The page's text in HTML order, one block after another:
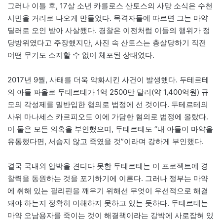
그러나 이틀 후, 17살 소년 카를로스 산토스의 사망 소식은 수천
시민을 거리로 나오게 만들었다. 목격자들에 따르면 그는 마약
딜러로 오인 받아 사살됐다. 경찰은 이전처럼 이들의 행위가 정
당방위였다고 주장했지만, 사진 속 산토스는 총살당하기 직전
어떤 무기도 소지할 수 없이 체포된 상태였다.
2017년 9월, 사태를 더욱 악화시킨 사건이 발생했다. 두테르테
의 아들 파올로 두테르테가 1억 2500만 달러(약 1,400억원) 규
모의 각성제를 밀반입한 혐의로 법정에 선 것이다. 두테르테의
사위 마나세스 카르피오도 이에 가담한 혐의로 법정에 올랐다.
이 둘은 모든 의혹을 부인했으며, 두테르테도 “내 아들이 마약을
유통했다면, 서슴지 않고 죽였을 것”이라며 강하게 부인했다.
결국 국내외 압박을 견디다 못한 두테르테는 이 프로젝트에 경
찰력을 동원하는 것을 포기하기에 이른다. 그러나 정부는 마약
에 취해 있는 필리핀을 깨우기 위해선 무엇이 우선적으로 해결
돼야 하는지 정확히 이해하지 못하고 있는 듯하다. 두테르테는
마약 오남용자를 죽이는 것이 해결책이라는 강박에 사로잡혀 있